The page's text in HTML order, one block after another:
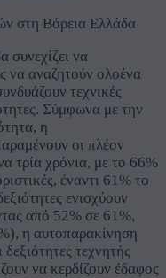
στη Βόρεια Ελλάδα
συνεχίζει να
να αναζητούν ολοένα
τεχνικές
Σύμφωνα με την
η
οι πλέον
τρία χρόνια, με το 66%
έναντι 61% το
ενισχύουν
από 52% σε 61%,
η αυτοπαρακίνηση
τεχνητής
να κερδίζουν έδαφος